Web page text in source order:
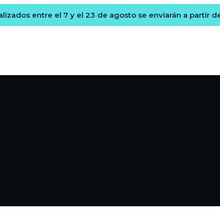
entre el 7 y el 23 de agosto se enviarán a partir